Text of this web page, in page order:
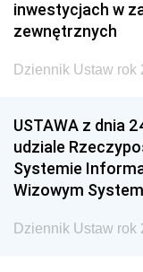
inwestycjach w
zewnętrznych
Dziennik Ustaw rok
USTAWA z dnia
udziale
Systemie
Wizowym
Dziennik Ustaw rok